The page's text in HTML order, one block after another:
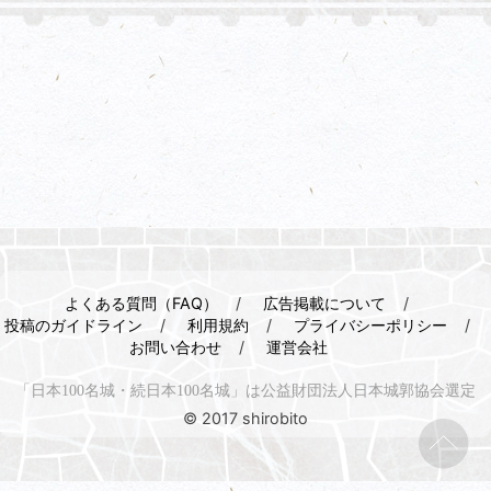
よくある質問（FAQ）
広告掲載について
投稿のガイドライン
利用規約
プライバシーポリシー
お問い合わせ
運営会社
「日本100名城・続日本100名城」は公益財団法人日本城郭協会選定
© 2017 shirobito